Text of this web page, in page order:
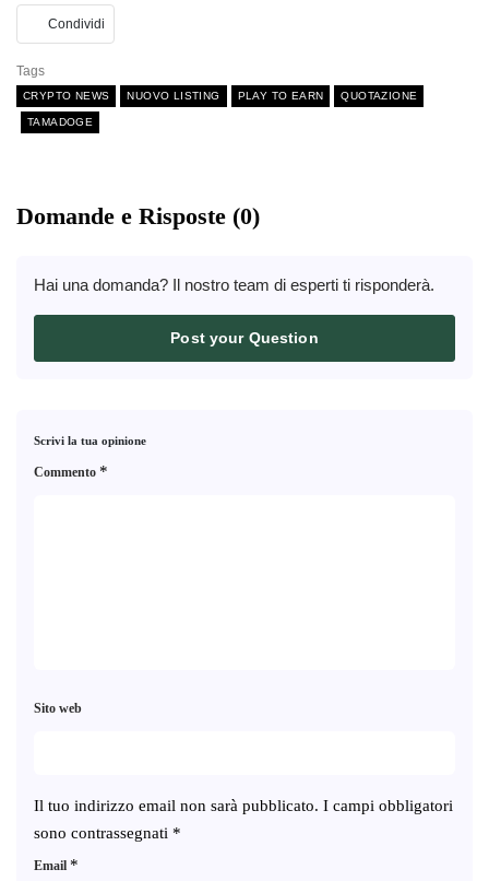
Condividi
Tags
CRYPTO NEWS NUOVO LISTING PLAY TO EARN QUOTAZIONE
TAMADOGE
Domande e Risposte (0)
Hai una domanda? Il nostro team di esperti ti risponderà.
Post your Question
Scrivi la tua opinione
Il tuo indirizzo email non sarà pubblicato. I campi obbligatori
sono contrassegnati *
Commento *
Email *
Sito web